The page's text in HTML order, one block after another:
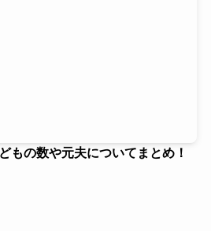
もの数や元夫についてまとめ！